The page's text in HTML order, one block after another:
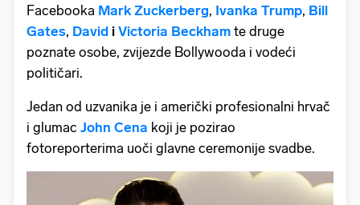
Facebooka Mark Zuckerberg, Ivanka Trump, Bill
Gates, David i Victoria Beckham te druge
poznate osobe, zvijezde Bollywooda i vodeći
političari.
Jedan od uzvanika je i američki profesionalni hrvač
i glumac John Cena koji je pozirao
fotoreporterima uoči glavne ceremonije svadbe.